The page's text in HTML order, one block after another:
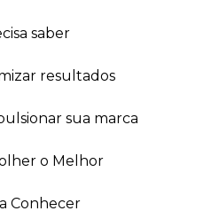
saber
resultados
sua marca
o Melhor
Conhecer